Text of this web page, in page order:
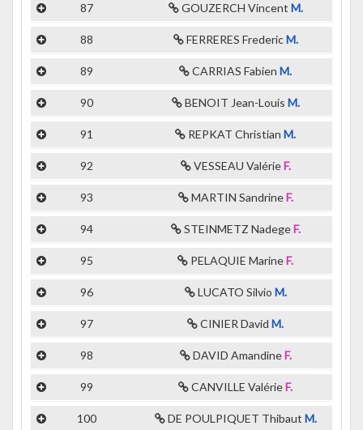
87 GOUZERCH Vincent M.
88 FERRERES FredericM.
89 CARRIAS FabienM.
90 BENOIT Jean-Louis M.
91 REPKAT ChristianM.
92 VESSEAU ValérieF.
93 MARTIN SandrineF.
94 STEINMETZ NadegeF.
95 PELAQUIE MarineF.
96 LUCATO Silvio M.
97 CINIER DavidM.
98 DAVID AmandineF.
99 CANVILLE ValérieF.
100 DE POULPIQUET Thibaut M.